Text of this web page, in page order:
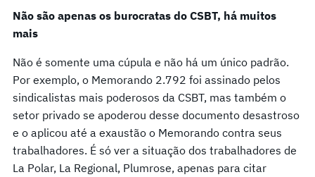
Não são apenas os burocratas do CSBT, há muitos
mais
Não é somente uma cúpula e não há um único padrão.
Por exemplo, o Memorando 2.792 foi assinado pelos
sindicalistas mais poderosos da CSBT, mas também o
setor privado se apoderou desse documento desastroso
e o aplicou até a exaustão o Memorando contra seus
trabalhadores. É só ver a situação dos trabalhadores de
La Polar, La Regional, Plumrose, apenas para citar